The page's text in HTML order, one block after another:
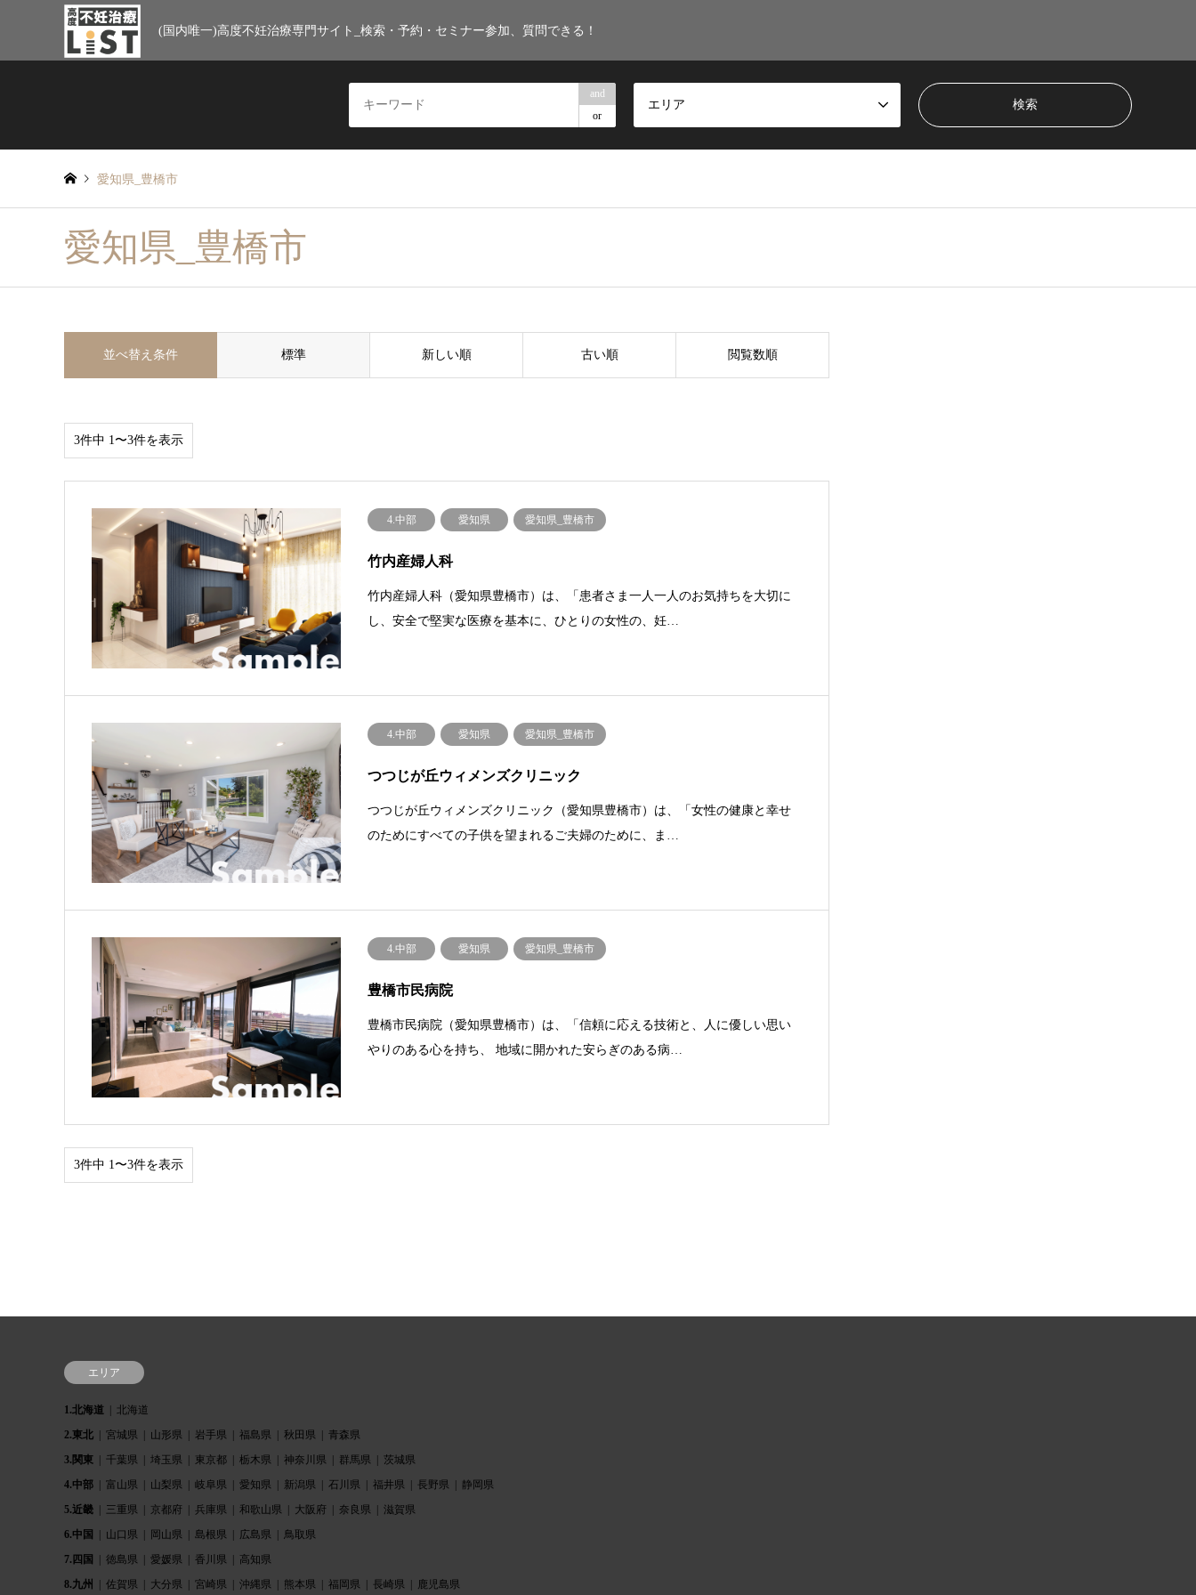
(国内唯一)高度不妊治療専門サイト_検索・予約・セミナー参加、質問できる！
and
or
エリア
愛知県_豊橋市
愛知県_豊橋市
並べ替え条件 標準 新しい順 古い順 閲覧数順
3件中 1〜3件を表示
4.中部 愛知県 愛知県_豊橋市
竹内産婦人科
竹内産婦人科（愛知県豊橋市）は、「患者さま一人一人のお気持ちを大切に
し、安全で堅実な医療を基本に、ひとりの女性の、妊…
4.中部 愛知県 愛知県_豊橋市
つつじが丘ウィメンズクリニック
つつじが丘ウィメンズクリニック（愛知県豊橋市）は、「女性の健康と幸せ
のためにすべての子供を望まれるご夫婦のために、ま…
4.中部 愛知県 愛知県_豊橋市
豊橋市民病院
豊橋市民病院（愛知県豊橋市）は、「信頼に応える技術と、人に優しい思い
やりのある心を持ち、 地域に開かれた安らぎのある病…
3件中 1〜3件を表示
エリア
1.北海道
北海道
2.東北
宮城県 山形県 岩手県 福島県 秋田県
青森県
3.関東
千葉県 埼玉県 東京都 栃木県 神奈川県 群馬県
茨城県
4.中部
富山県 山梨県 岐阜県 愛知県 新潟県 石川県 福井県 長野県
静岡県
5.近畿
三重県 京都府 兵庫県 和歌山県 大阪府 奈良県
滋賀県
6.中国
山口県 岡山県 島根県 広島県
鳥取県
7.四国
徳島県 愛媛県 香川県
高知県
8.九州
佐賀県 大分県 宮崎県 沖縄県 熊本県 福岡県 長崎県 鹿児島県